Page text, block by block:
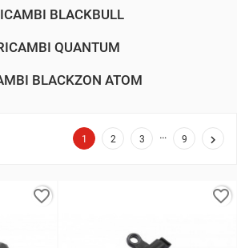
BLACKBULL
QUANTUM
BLACKZON ATOM
1 2 3 … 9 
favorite_border favorite_border